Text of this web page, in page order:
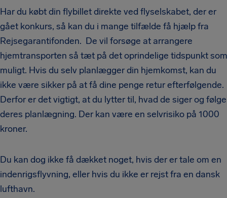
Har du købt din flybillet direkte ved flyselskabet, der er
gået konkurs, så kan du i mange tilfælde få hjælp fra
Rejsegarantifonden. De vil forsøge at arrangere
hjemtransporten så tæt på det oprindelige tidspunkt som
muligt. Hvis du selv planlægger din hjemkomst, kan du
ikke være sikker på at få dine penge retur efterfølgende.
Derfor er det vigtigt, at du lytter til, hvad de siger og
deres planlægning. Der kan være en selvrisiko på 1000
kroner.
Du kan dog ikke få dækket noget, hvis der er tale om en
indenrigsflyvning, eller hvis du ikke er rejst fra en dansk
lufthavn.